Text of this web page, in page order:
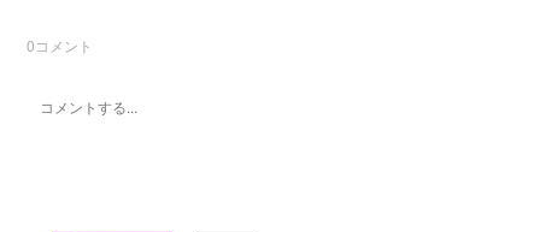
0コメント